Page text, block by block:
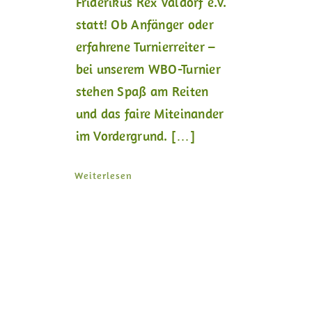
statt! Ob Anfänger oder
erfahrene Turnierreiter –
bei unserem WBO-Turnier
stehen Spaß am Reiten
und das faire Miteinander
im Vordergrund. […]
Weiterlesen